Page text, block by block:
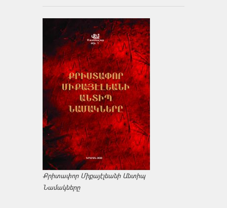
Քրիտափոր Միքայէլեանի Անտիպ
Նամակները